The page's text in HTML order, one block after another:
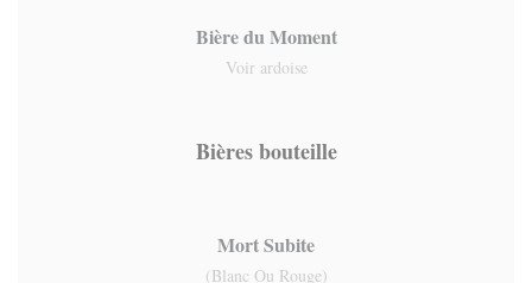
Bière du Moment
Voir ardoise
Bières bouteille
Mort Subite
(Blanc Ou Rouge)